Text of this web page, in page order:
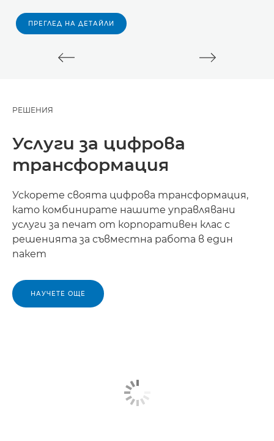
ПРЕГЛЕД НА ДЕТАЙЛИ
РЕШЕНИЯ
Услуги за цифрова
трансформация
Ускорете своята цифрова трансформация,
като комбинирате нашите управлявани
услуги за печат от корпоративен клас с
решенията за съвместна работа в един
пакет
НАУЧЕТЕ ОЩЕ